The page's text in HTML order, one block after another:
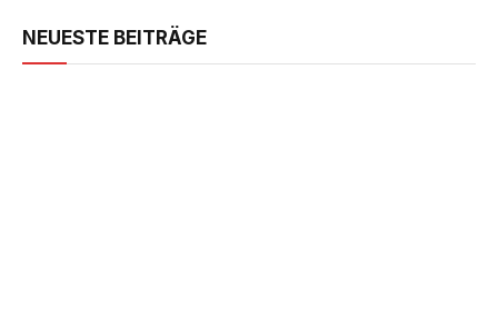
NEUESTE BEITRÄGE